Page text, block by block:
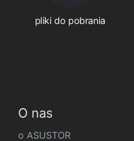
pliki do pobrania
O nas
o ASUSTOR